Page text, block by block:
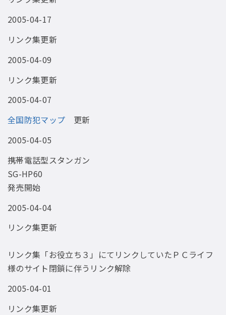
2005-04-17
リンク集更新
2005-04-09
リンク集更新
2005-04-07
全国防犯マップ 更新
2005-04-05
携帯電話型スタンガン
SG-HP60
発売開始
2005-04-04
リンク集更新
リンク集「お役立ち３」にてリンクしていたＰＣライフ
様のサイト閉鎖に伴うリンク解除
2005-04-01
リンク集更新